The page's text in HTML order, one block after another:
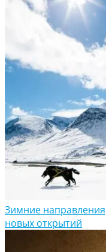
Зимние
новых открытий